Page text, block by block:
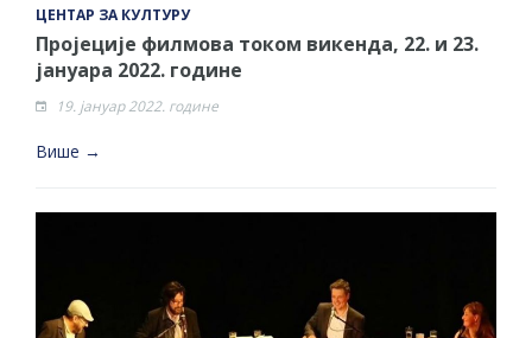
ЦЕНТАР ЗА КУЛТУРУ
Пројеције филмова током викенда, 22. и 23.
јануара 2022. године
19. јануар 2022. године
Више →